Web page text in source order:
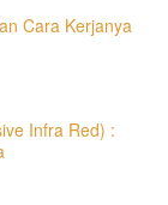
Cara Kerjanya
Infra Red) :